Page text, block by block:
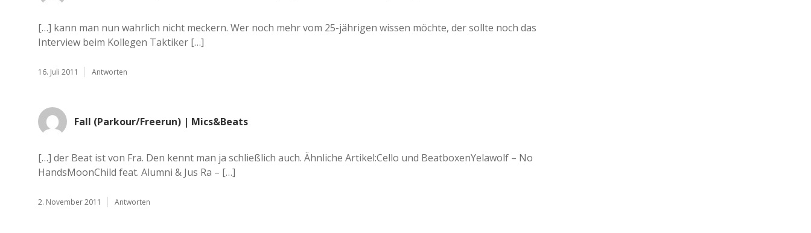
[…] kann man nun wahrlich nicht meckern. Wer noch mehr vom 25-jährigen wissen möchte, der sollte noch das
Interview beim Kollegen Taktiker […]
16. Juli 2011 Antworten
Fall (Parkour/Freerun) | Mics&Beats
[…] der Beat ist von Fra. Den kennt man ja schließlich auch. Ähnliche Artikel:Cello und BeatboxenYelawolf – No
HandsMoonChild feat. Alumni & Jus Ra – […]
2. November 2011 Antworten